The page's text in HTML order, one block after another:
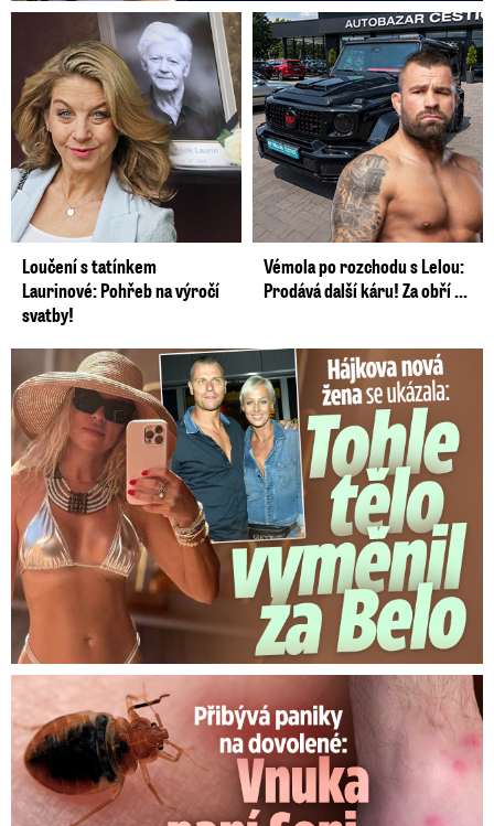
Loučení s tatínkem
Laurinové: Pohřeb na výročí
svatby!
Vémola po rozchodu s Lelou:
Prodává další káru! Za obří ...
Tohle tělo nahradilo Belo: Nová partnerka se ukázala...
Panika na dovolené: Vnuka Soni v hotelu poštípaly štěnice!